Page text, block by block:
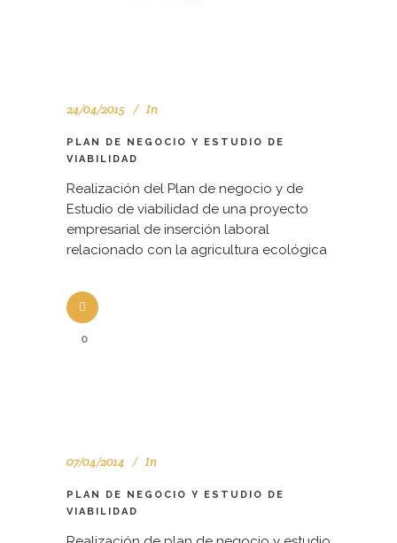
24/04/2015 In
PLAN DE NEGOCIO Y ESTUDIO DE
VIABILIDAD
Realización del Plan de negocio y de
Estudio de viabilidad de una proyecto
empresarial de inserción laboral
relacionado con la agricultura ecológica
0
07/04/2014 In
PLAN DE NEGOCIO Y ESTUDIO DE
VIABILIDAD